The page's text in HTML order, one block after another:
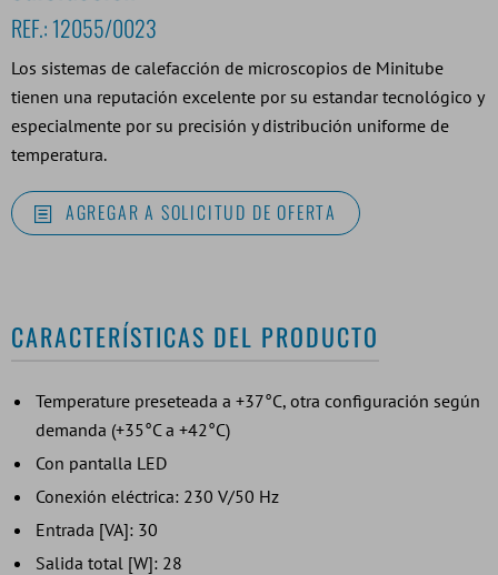
REF.: 12055/0023
Los sistemas de calefacción de microscopios de Minitube
tienen una reputación excelente por su estandar tecnológico y
especialmente por su precisión y distribución uniforme de
temperatura.
AGREGAR A SOLICITUD DE OFERTA
CARACTERÍSTICAS DEL PRODUCTO
Temperature preseteada a +37°C, otra configuración según
demanda (+35°C a +42°C)
Con pantalla LED
Conexión eléctrica: 230 V/50 Hz
Entrada [VA]: 30
Salida total [W]: 28